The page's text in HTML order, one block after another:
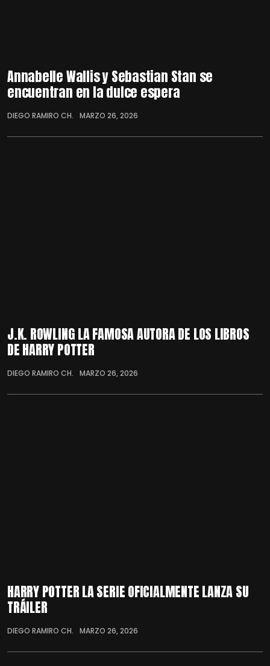
Annabelle Wallis y Sebastian Stan se
encuentran en la dulce espera
DIEGO RAMIRO CH. MARZO 26, 2026
J.K. ROWLING LA FAMOSA AUTORA DE LOS LIBROS
DE HARRY POTTER
DIEGO RAMIRO CH. MARZO 26, 2026
HARRY POTTER LA SERIE OFICIALMENTE LANZA SU
TRÁILER
DIEGO RAMIRO CH. MARZO 26, 2026